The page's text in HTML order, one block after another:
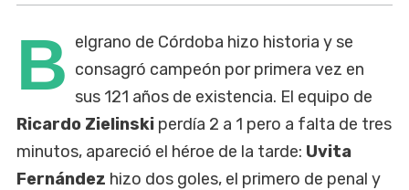
B elgrano de Córdoba hizo historia y se
consagró campeón por primera vez en
sus 121 años de existencia. El equipo de
Ricardo Zielinski perdía 2 a 1 pero a falta de tres
minutos, apareció el héroe de la tarde: Uvita
Fernández hizo dos goles, el primero de penal y